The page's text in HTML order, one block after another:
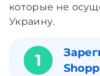
которые не
Украину.
1